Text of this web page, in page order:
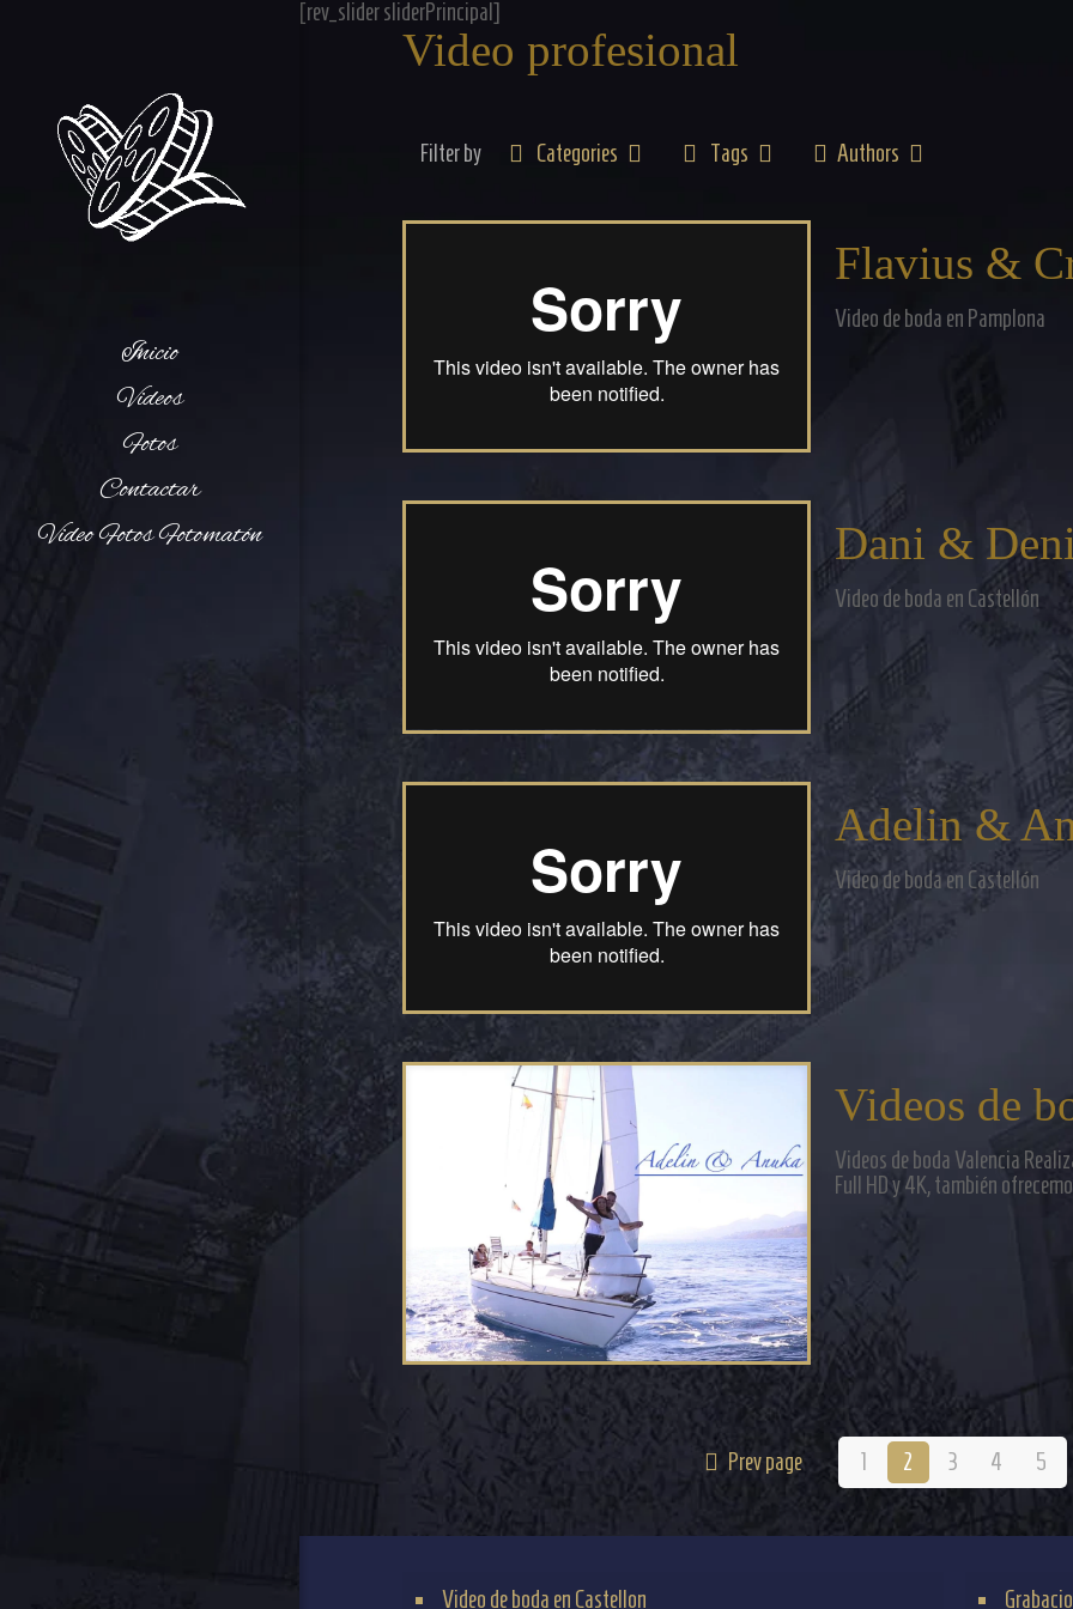
Inicio
Videos
Fotos
Contactar
Video Fotos Fotomatón
[rev_slider sliderPrincipal]
Video profesional
Filter by Categories Tags Authors
Flavius &
Video de boda en Pamplona
Dani &
Video de boda en Castellón
Adelin &
Video de boda en Castellón
Videos de
Videos de boda Valencia
Full HD y 4K, también
Prev page 1 2 3 4 5
Video de boda en Castellon